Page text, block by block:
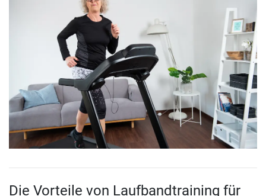
Die Vorteile von Laufbandtraining für